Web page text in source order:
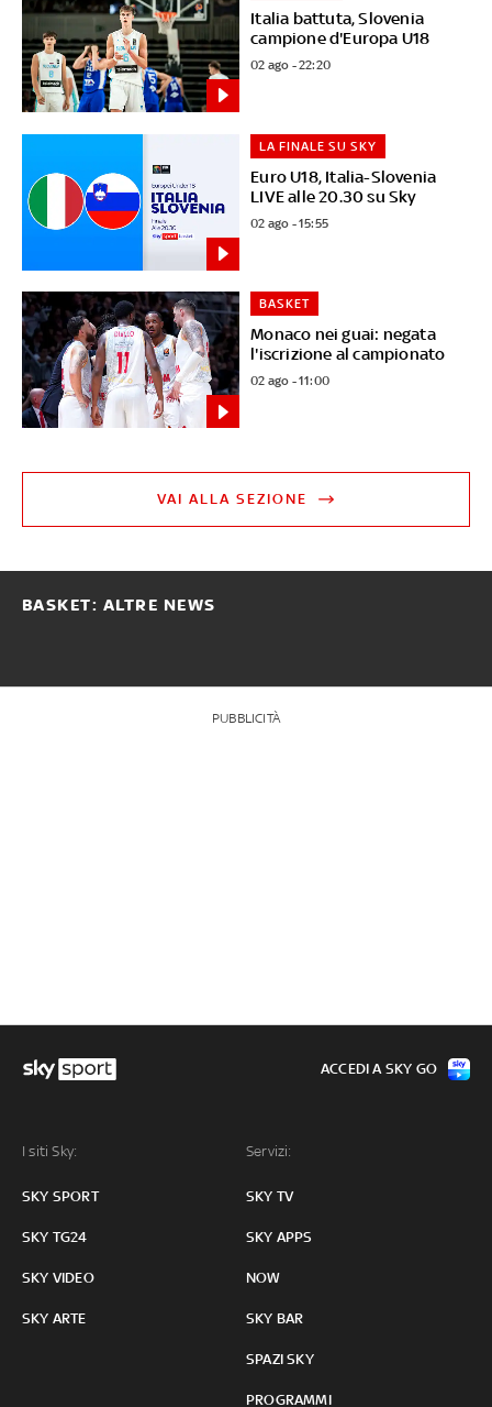
Italia battuta, Slovenia
campione d'Europa U18
02 ago - 22:20
Euro U18, Italia-Slovenia
LIVE alle 20.30 su Sky
LA FINALE SU SKY
02 ago - 15:55
Monaco nei guai: negata
l'iscrizione al campionato
BASKET
02 ago - 11:00
VAI ALLA SEZIONE
BASKET: ALTRE NEWS
PUBBLICITÀ
I siti Sky:
SKY SPORT
SKY TG24
SKY VIDEO
SKY ARTE
Servizi:
SKY TV
SKY APPS
NOW
SKY BAR
SPAZI SKY
PROGRAMMI
ACCEDI A SKY GO